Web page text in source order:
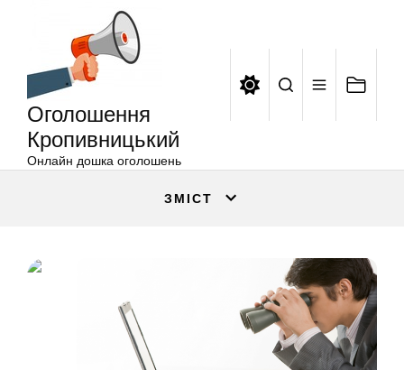
Оголошення
Кропивницький
Онлайн дошка оголошень
ЗМІСТ